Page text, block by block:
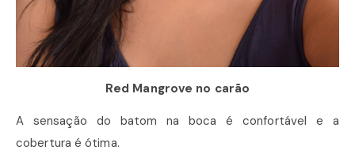
Red Mangrove no carão
A sensação do batom na boca é confortável e a
cobertura é ótima.